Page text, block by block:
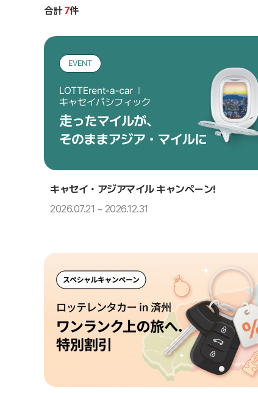
合計7件
キャセイ・アジアマイル キャンペーン!
2026.07.21 ~ 2026.12.31